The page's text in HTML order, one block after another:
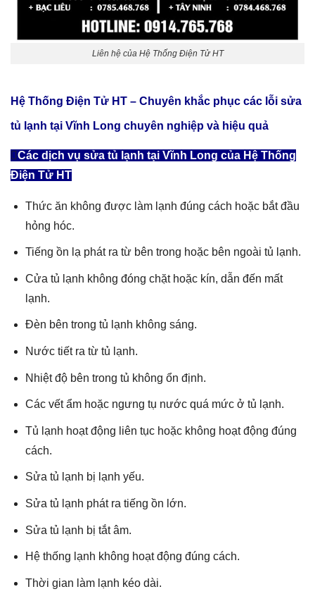
Liên hệ của Hệ Thống Điện Tử HT
Hệ Thống Điện Tử HT – Chuyên khắc phục các lỗi sửa
tủ lạnh tại Vĩnh Long chuyên nghiệp và hiệu quả
Các dịch vụ sửa tủ lạnh tại Vĩnh Long của Hệ Thống
Điện Tử HT
Thức ăn không được làm lạnh đúng cách hoặc bắt đầu
hỏng hóc.
Tiếng ồn lạ phát ra từ bên trong hoặc bên ngoài tủ lạnh.
Cửa tủ lạnh không đóng chặt hoặc kín, dẫn đến mất
lạnh.
Đèn bên trong tủ lạnh không sáng.
Nước tiết ra từ tủ lạnh.
Nhiệt độ bên trong tủ không ổn định.
Các vết ẩm hoặc ngưng tụ nước quá mức ở tủ lạnh.
Tủ lạnh hoạt động liên tục hoặc không hoạt động đúng
cách.
Sửa tủ lạnh bị lạnh yếu.
Sửa tủ lạnh phát ra tiếng ồn lớn.
Sửa tủ lạnh bị tắt âm.
Hệ thống lạnh không hoạt động đúng cách.
Thời gian làm lạnh kéo dài.